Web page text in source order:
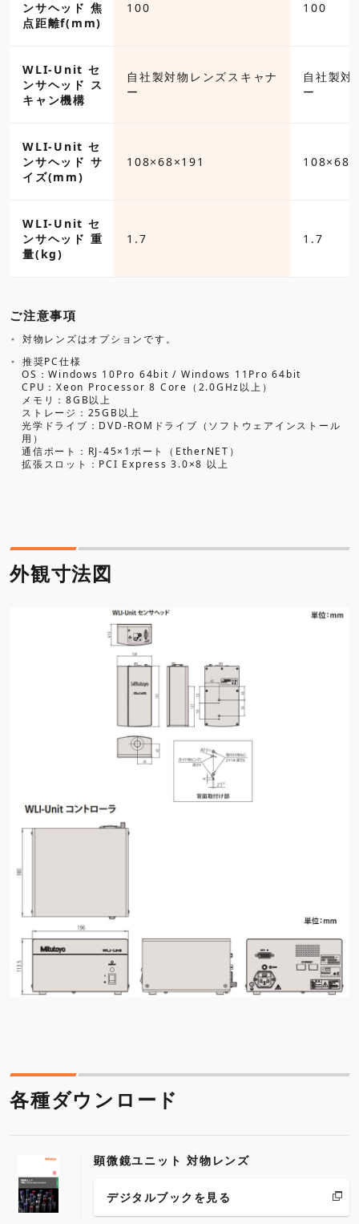
ンサヘッド 焦
点距離f(mm)
100 100
WLI-Unit セ
ンサヘッド ス
キャン機構
自社製対物レンズスキャナ
ー
自社製対
ー
WLI-Unit セ
ンサヘッド サ
イズ(mm)
108×68×191
WLI-Unit セ
ンサヘッド 重
量(kg)
1.7 1.7
ご注意事項
対物レンズはオプションです。
推奨PC仕様
OS：Windows 10Pro 64bit / Windows 11Pro 64bit
CPU：Xeon Processor 8 Core（2.0GHz以上）
メモリ：8GB以上
ストレージ：25GB以上
光学ドライブ：DVD-ROMドライブ（ソフトウェアインストール
用）
通信ポート：RJ-45×1ポート（EtherNET）
拡張スロット：PCI Express 3.0×8 以上
外観寸法図
各種ダウンロード
顕微鏡ユニット 対物レンズ
デジタルブックを見る